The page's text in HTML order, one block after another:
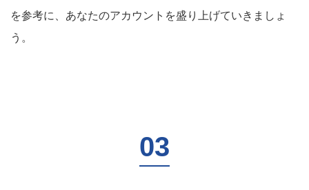
を参考に、あなたのアカウントを盛り上げていきましょ
う。